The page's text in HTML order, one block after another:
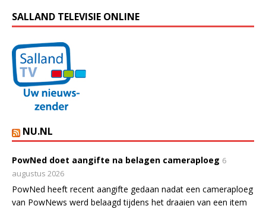
SALLAND TELEVISIE ONLINE
NU.NL
PowNed doet aangifte na belagen cameraploeg 6
augustus 2026
PowNed heeft recent aangifte gedaan nadat een cameraploeg
van PowNews werd belaagd tijdens het draaien van een item